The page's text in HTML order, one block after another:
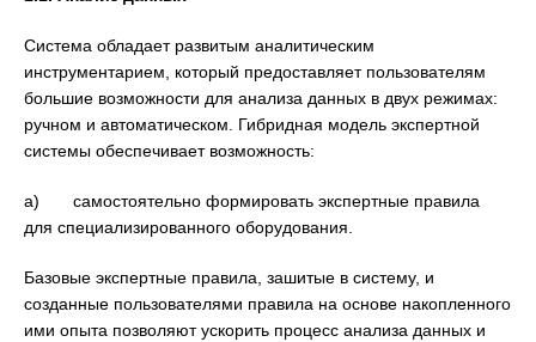
Система обладает развитым аналитическим
инструментарием, который предоставляет пользователям
большие возможности для анализа данных в двух режимах:
ручном и автоматическом. Гибридная модель экспертной
системы обеспечивает возможность:
a) самостоятельно формировать экспертные правила
для специализированного оборудования.
Базовые экспертные правила, зашитые в систему, и
созданные пользователями правила на основе накопленного
ими опыта позволяют ускорить процесс анализа данных и